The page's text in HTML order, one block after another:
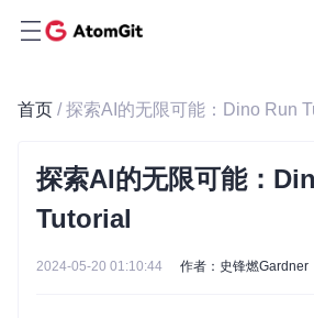
首页 / 探索AI的无限可能：Dino Run
探索AI的无限可能：
Tutorial
2024-05-20 01:10:44 作者：史锋燃Gardner